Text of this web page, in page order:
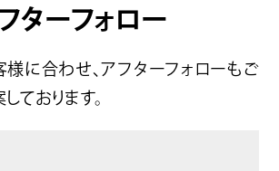
ターフォロー
様に合わせ、アフターフォローもご
ております。